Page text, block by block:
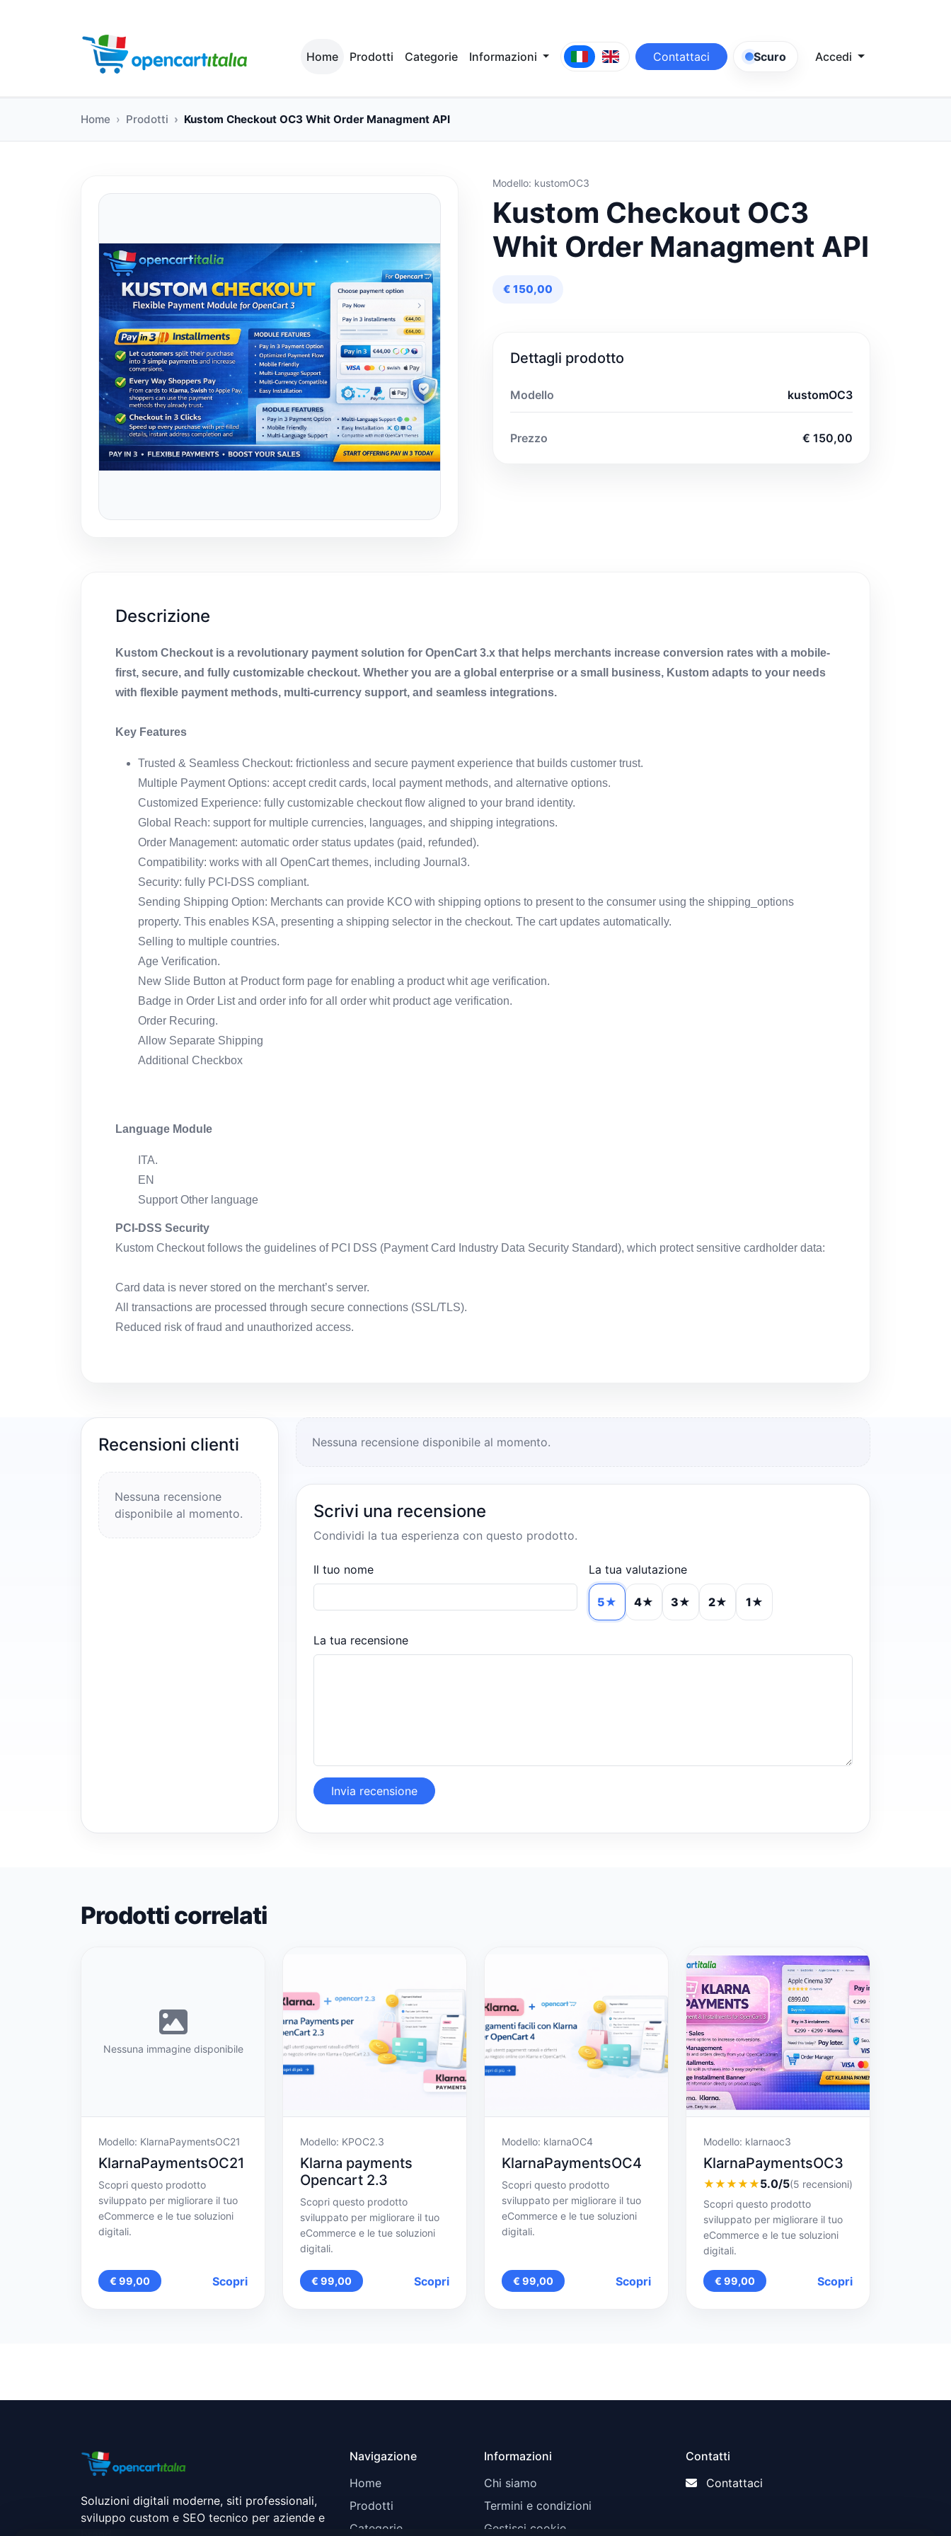
Home Prodotti Categorie Informazioni Contattaci Scuro Accedi
Home Prodotti Kustom Checkout OC3 Whit Order Managment API
Modello: kustomOC3
Kustom Checkout OC3
Whit Order Managment API
€ 150,00
Dettagli prodotto
Modello kustomOC3
Prezzo € 150,00
Descrizione
Kustom Checkout is a revolutionary payment solution for OpenCart 3.x that helps merchants increase conversion rates with a mobile-
first, secure, and fully customizable checkout. Whether you are a global enterprise or a small business, Kustom adapts to your needs
with flexible payment methods, multi-currency support, and seamless integrations.
Key Features
Trusted & Seamless Checkout: frictionless and secure payment experience that builds customer trust.
Multiple Payment Options: accept credit cards, local payment methods, and alternative options.
Customized Experience: fully customizable checkout flow aligned to your brand identity.
Global Reach: support for multiple currencies, languages, and shipping integrations.
Order Management: automatic order status updates (paid, refunded).
Compatibility: works with all OpenCart themes, including Journal3.
Security: fully PCI-DSS compliant.
Sending Shipping Option: Merchants can provide KCO with shipping options to present to the consumer using the shipping_options
property. This enables KSA, presenting a shipping selector in the checkout. The cart updates automatically.
Selling to multiple countries.
Age Verification.
New Slide Button at Product form page for enabling a product whit age verification.
Badge in Order List and order info for all order whit product age verification.
Order Recuring.
Allow Separate Shipping
Additional Checkbox
Language Module
ITA.
EN
Support Other language
PCI-DSS Security
Kustom Checkout follows the guidelines of PCI DSS (Payment Card Industry Data Security Standard), which protect sensitive cardholder data:
Card data is never stored on the merchant’s server.
All transactions are processed through secure connections (SSL/TLS).
Reduced risk of fraud and unauthorized access.
Recensioni clienti
Nessuna recensione
disponibile al momento.
Nessuna recensione disponibile al momento.
Scrivi una recensione
Condividi la tua esperienza con questo prodotto.
Il tuo nome La tua valutazione
5★ 4★ 3★ 2★ 1★
La tua recensione
Invia recensione
Prodotti correlati
Nessuna immagine disponibile
Modello: KlarnaPaymentsOC21
KlarnaPaymentsOC21
Scopri questo prodotto
sviluppato per migliorare il tuo
eCommerce e le tue soluzioni
digitali.
€ 99,00 Scopri
Modello: KPOC2.3
Klarna payments
Opencart 2.3
Scopri questo prodotto
sviluppato per migliorare il tuo
eCommerce e le tue soluzioni
digitali.
€ 99,00 Scopri
Modello: klarnaOC4
KlarnaPaymentsOC4
Scopri questo prodotto
sviluppato per migliorare il tuo
eCommerce e le tue soluzioni
digitali.
€ 99,00 Scopri
Modello: klarnaoc3
KlarnaPaymentsOC3
★★★★★5.0/5(5 recensioni)
Scopri questo prodotto
sviluppato per migliorare il tuo
eCommerce e le tue soluzioni
digitali.
€ 99,00 Scopri
Soluzioni digitali moderne, siti professionali,
sviluppo custom e SEO tecnico per aziende e
Navigazione
Home
Prodotti
Categorie
Informazioni
Chi siamo
Termini e condizioni
Gestisci cookie
Contatti
Contattaci